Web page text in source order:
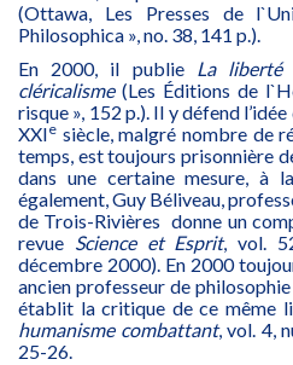
(Ottawa, Les Presses de
Philosophica », no. 38, 141 p.).
En 2000, il publie La liberté
cléricalisme(Les Éditions de
risque », 152 p.). Il y défend
XXIe siècle, malgré nombre de
temps, est toujours prisonnière
dans une certaine mesure, à
également, Guy Béliveau,
de Trois-Rivières donne un
revue Science et Esprit, vol.
décembre 2000). En 2000
ancien professeur de
établit la critique de ce même
humanisme combattant, vol. 4,
25-26.